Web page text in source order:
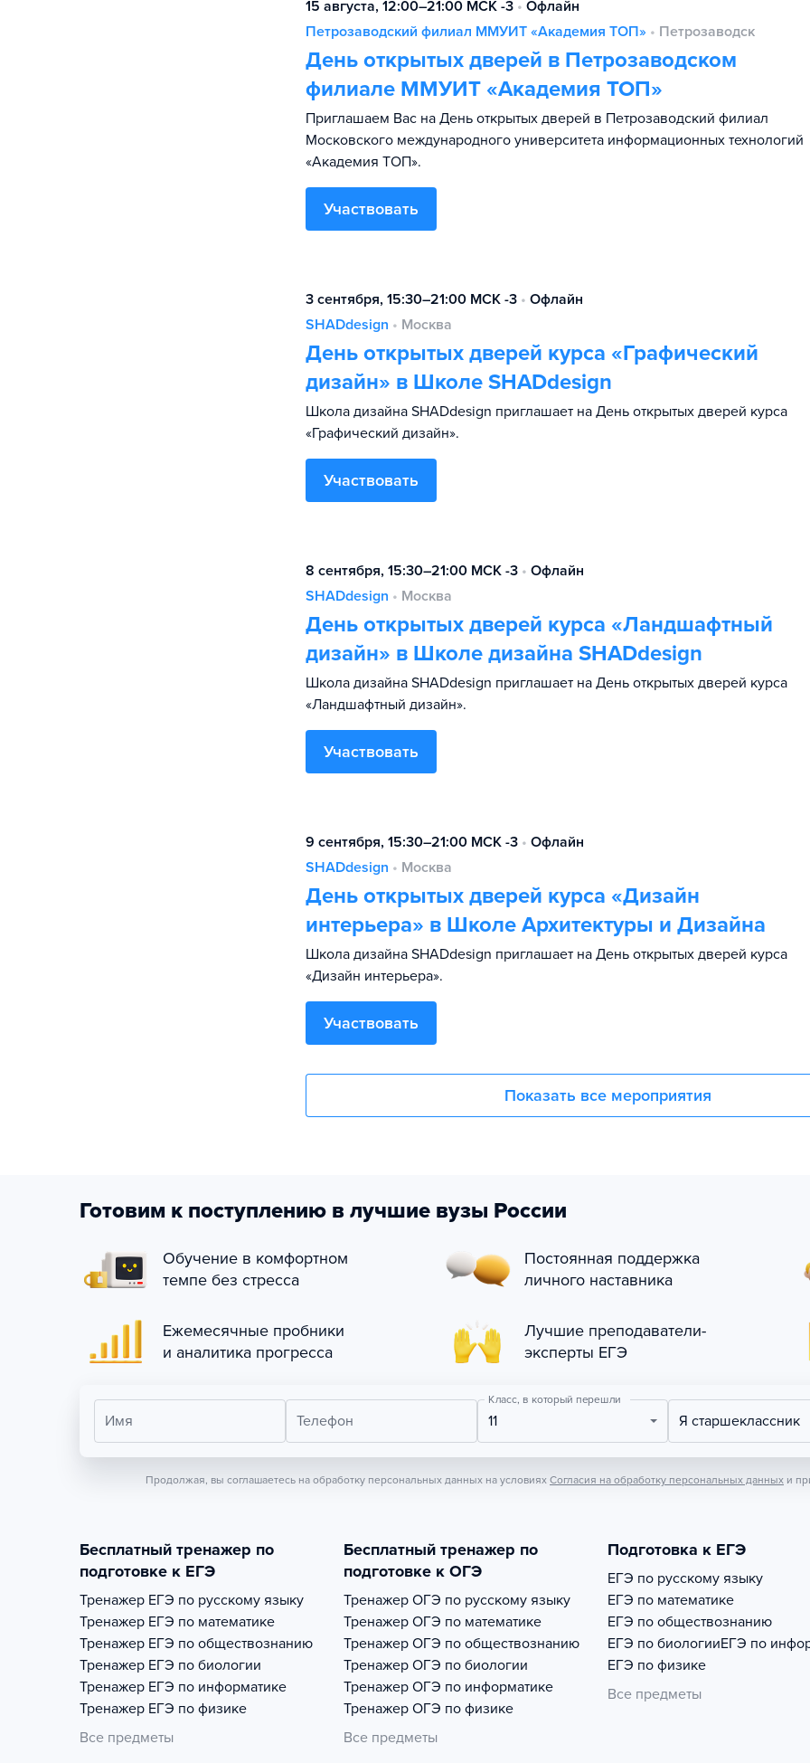
15 августа, 12:00–21:00 МСК -3 • Офлайн
Петрозаводский филиал ММУИТ «Академия TOП» • Петрозаводск
День открытых дверей в Петрозаводском
филиале ММУИТ «Академия ТОП»
Приглашаем Вас на День открытых дверей в Петрозаводский филиал
Московского международного университета информационных технологий
«Академия TOП».
Участвовать
3 сентября, 15:30–21:00 МСК -3 • Офлайн
SHADdesign • Москва
День открытых дверей курса «Графический
дизайн» в Школе SHADdesign
Школа дизайна SHADdesign приглашает на День открытых дверей курса
«Графический дизайн».
Участвовать
8 сентября, 15:30–21:00 МСК -3 • Офлайн
SHADdesign • Москва
День открытых дверей курса «Ландшафтный
дизайн» в Школе дизайна SHADdesign
Школа дизайна SHADdesign приглашает на День открытых дверей курса
«Ландшафтный дизайн».
Участвовать
9 сентября, 15:30–21:00 МСК -3 • Офлайн
SHADdesign • Москва
День открытых дверей курса «Дизайн
интерьера» в Школе Архитектуры и Дизайна
Школа дизайна SHADdesign приглашает на День открытых дверей курса
«Дизайн интерьера».
Участвовать
Показать все мероприятия
Готовим к поступлению в лучшие вузы России
Обучение в комфортном
темпе без стресса
Постоянная поддержка
личного наставника
Ежемесячные пробники
и аналитика прогресса
Лучшие преподаватели-
эксперты ЕГЭ
Имя Телефон
Класс, в который перешли
11 Я старшеклассник
Продолжая, вы соглашаетесь на обработку персональных данных на условиях Согласия на обработку персональных данных и
Бесплатный тренажер по
подготовке к ЕГЭ
Тренажер ЕГЭ по русскому языку
Тренажер ЕГЭ по математике
Тренажер ЕГЭ по обществознанию
Тренажер ЕГЭ по биологии
Тренажер ЕГЭ по информатике
Тренажер ЕГЭ по физике
Все предметы
Бесплатный тренажер по
подготовке к ОГЭ
Тренажер ОГЭ по русскому языку
Тренажер ОГЭ по математике
Тренажер ОГЭ по обществознанию
Тренажер ОГЭ по биологии
Тренажер ОГЭ по информатике
Тренажер ОГЭ по физике
Все предметы
Подготовка к ЕГЭ
ЕГЭ по русскому языку
ЕГЭ по математике
ЕГЭ по обществознанию
ЕГЭ по биологииЕГЭ по
ЕГЭ по физике
Все предметы